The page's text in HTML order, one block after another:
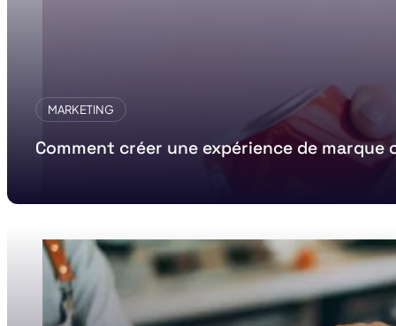
MARKETING
Comment créer une expérience de